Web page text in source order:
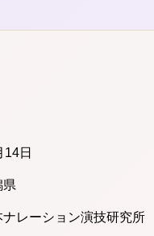
14日
県
ナレーション演技研究所